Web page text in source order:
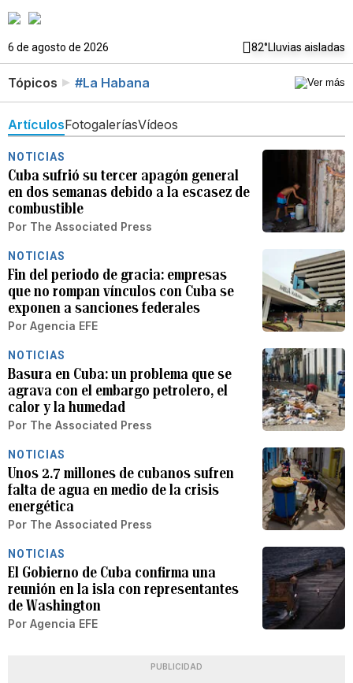
6 de agosto de 2026 82°Lluvias aisladas
Tópicos #La Habana
ArtículosFotogaleríasVídeos
NOTICIAS
Cuba sufrió su tercer apagón general
en dos semanas debido a la escasez de
combustible
Por The Associated Press
NOTICIAS
Fin del periodo de gracia: empresas
que no rompan vínculos con Cuba se
exponen a sanciones federales
Por Agencia EFE
NOTICIAS
Basura en Cuba: un problema que se
agrava con el embargo petrolero, el
calor y la humedad
Por The Associated Press
NOTICIAS
Unos 2.7 millones de cubanos sufren
falta de agua en medio de la crisis
energética
Por The Associated Press
NOTICIAS
El Gobierno de Cuba confirma una
reunión en la isla con representantes
de Washington
Por Agencia EFE
PUBLICIDAD